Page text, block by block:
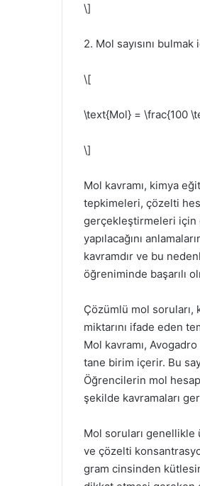
\]
2. Mol sayısını
\[
\text{Mol} = \frac{100
\]
Mol kavramı, kimya
tepkimeleri, çözelti
gerçekleştirmeleri için
yapılacağını
kavramdır ve bu
öğreniminde başarılı
Çözümlü mol soruları,
miktarını ifade eden
Mol kavramı,
tane birim içerir. Bu
Öğrencilerin mol
şekilde kavramaları
Mol soruları genellikle
ve çözelti
gram cinsinden